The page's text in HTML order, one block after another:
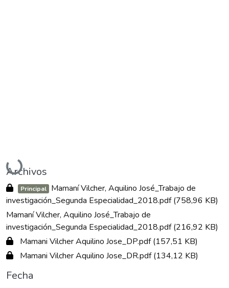
Cargando...
Archivos
Principal Mamaní Vilcher, Aquilino José_Trabajo de
investigación_Segunda Especialidad_2018.pdf(758,96 KB)
Mamaní Vilcher, Aquilino José_Trabajo de
investigación_Segunda Especialidad_2018.pdf(216,92 KB)
Mamani Vilcher Aquilino Jose_DP.pdf(157,51 KB)
Mamani Vilcher Aquilino Jose_DR.pdf(134,12 KB)
Fecha